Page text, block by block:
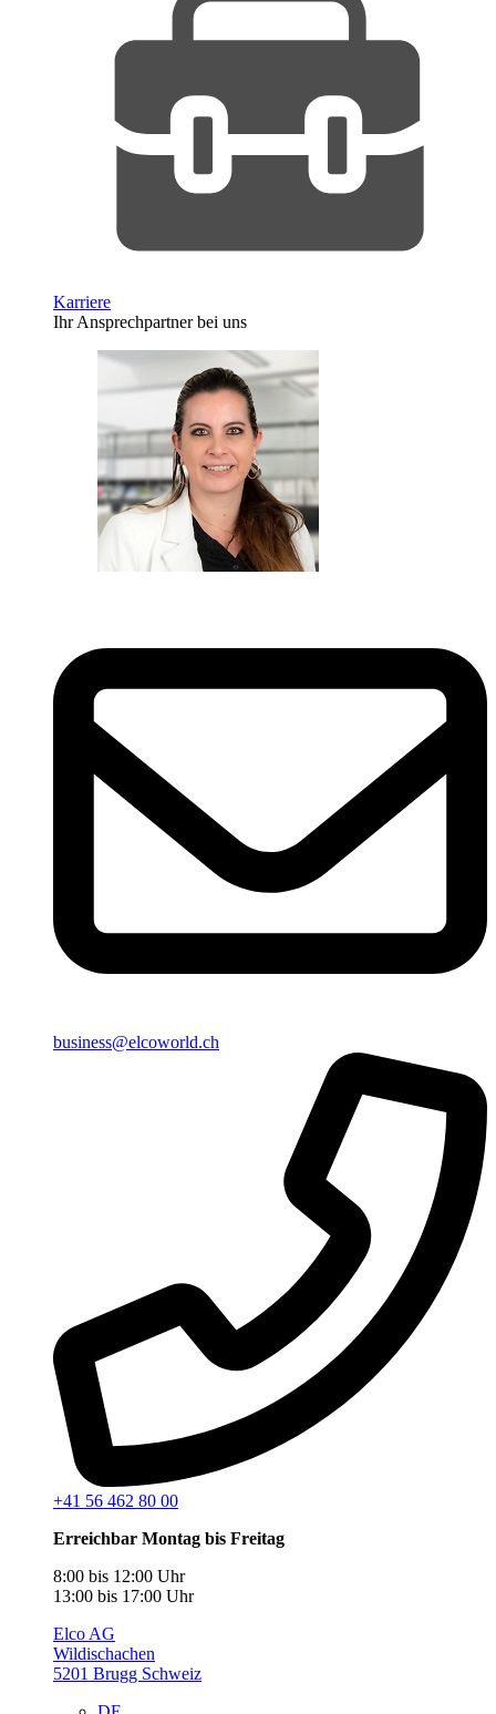
Karriere
Ihr Ansprechpartner bei uns
business@elcoworld.ch
+41 56 462 80 00
Erreichbar Montag bis Freitag
8:00 bis 12:00 Uhr
13:00 bis 17:00 Uhr
Elco AG
Wildischachen
5201 Brugg Schweiz